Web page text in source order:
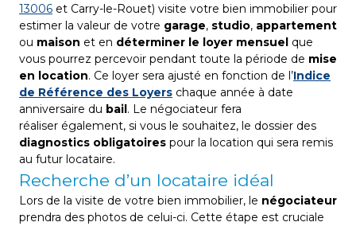
13006 et Carry-le-Rouet) visite votre bien immobilier pour
estimer la valeur de votre garage, studio, appartement
ou maison et en déterminer le loyer mensuel que
vous pourrez percevoir pendant toute la période de mise
en location. Ce loyer sera ajusté en fonction de l’Indice
de Référence des Loyers chaque année à date
anniversaire du bail. Le négociateur fera
réaliser également, si vous le souhaitez, le dossier des
diagnostics obligatoires pour la location qui sera remis
au futur locataire.
Recherche d’un locataire idéal
Lors de la visite de votre bien immobilier, le négociateur
prendra des photos de celui-ci. Cette étape est cruciale